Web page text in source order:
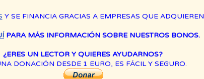
Y SE FINANCIA GRACIAS A EMPRESAS QUE ADQUIEREN
PARA MÁS INFORMACIÓN SOBRE NUESTROS BONOS.
¿ERES UN LECTOR Y QUIERES AYUDARNOS?
DONACIÓN DESDE 1 EURO, ES FÁCIL Y SEGURO.